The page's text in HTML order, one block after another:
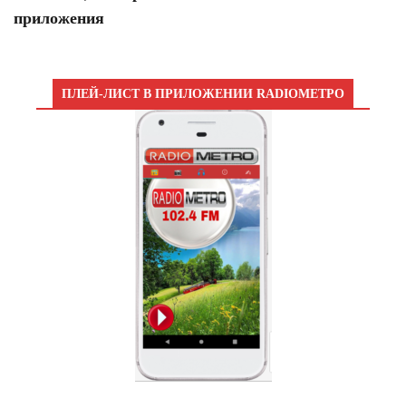
приложения
ПЛЕЙ-ЛИСТ В ПРИЛОЖЕНИИ RADIOМЕТРО